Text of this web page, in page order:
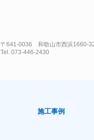
〒641-0036 和歌山市西浜1660-
Tel. 073-446-2430
施工事例